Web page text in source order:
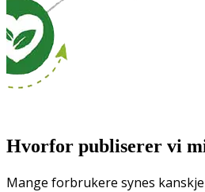
Hvorfor publiserer vi
Mange forbrukere synes